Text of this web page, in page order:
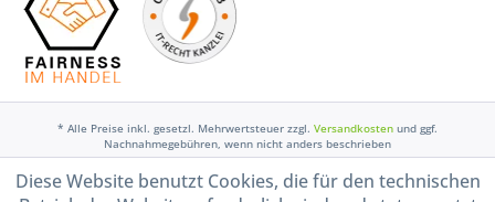
* Alle Preise inkl. gesetzl. Mehrwertsteuer zzgl. Versandkosten und ggf.
Nachnahmegebühren, wenn nicht anders beschrieben
Widerruf erklären
Diese Website benutzt Cookies, die für den technischen